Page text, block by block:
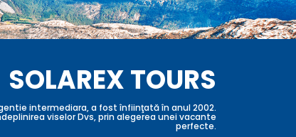
SOLAREX TOURS
intermediara, a fost înfiinţată în anul 2002.
viselor Dvs, prin alegerea unei vacante
perfecte.